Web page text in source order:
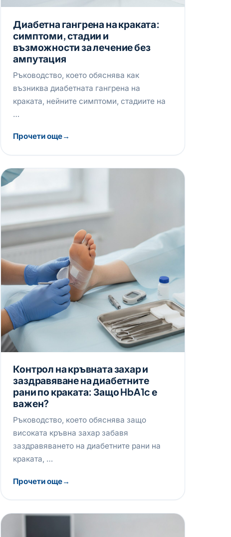
Диабетна гангрена на краката:
симптоми, стадии и
възможности за лечение без
ампутация
Ръководство, което обяснява как
възниква диабетната гангрена на
краката, нейните симптоми, стадиите на
…
Прочети още
Контрол на кръвната захар и
заздравяване на диабетните
рани по краката: Защо HbA1c е
важен?
Ръководство, което обяснява защо
високата кръвна захар забавя
заздравяването на диабетните рани на
краката, …
Прочети още